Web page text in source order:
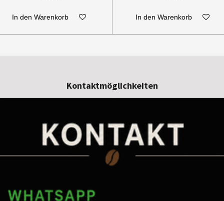
In den Warenkorb In den Warenkorb
Kontaktmöglichkeiten